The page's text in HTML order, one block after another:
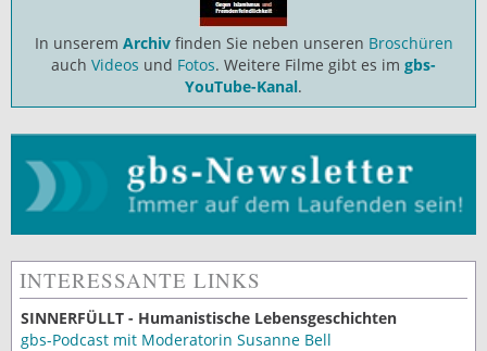
In unserem Archiv finden Sie neben unseren Broschüren
auch Videos und Fotos. Weitere Filme gibt es im gbs-
YouTube-Kanal.
INTERESSANTE LINKS
SINNERFÜLLT - Humanistische Lebensgeschichten
gbs-Podcast mit Moderatorin Susanne Bell